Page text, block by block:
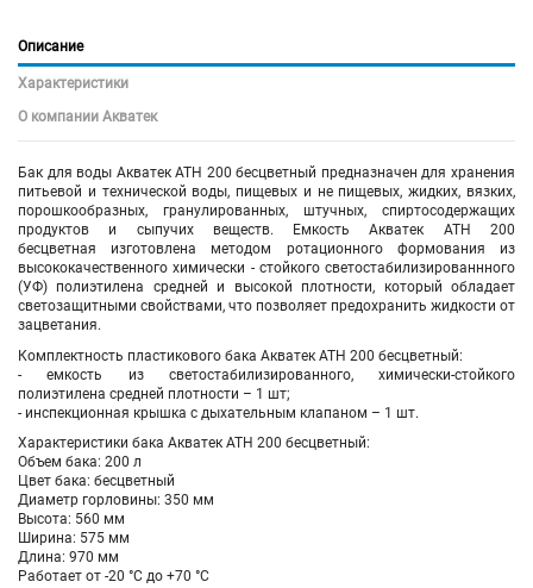
Описание
Характеристики
О компании Акватек
Бак для воды Акватек ATH 200 бесцветный предназначен для хранения
питьевой и технической воды, пищевых и не пищевых, жидких, вязких,
порошкообразных, гранулированных, штучных, спиртосодержащих
продуктов и сыпучих веществ. ЕмкостьАкватек ATH 200
бесцветная изготовлена методом ротационного формования из
высококачественного химически - стойкого светостабилизированнного
(УФ) полиэтилена средней и высокой плотности, который обладает
светозащитными свойствами, что позволяет предохранить жидкости от
зацветания.
Комплектность пластикового бака Акватек ATH 200 бесцветный:
- емкость из светостабилизированного, химически-стойкого
полиэтилена средней плотности – 1 шт;
- инспекционная крышка с дыхательным клапаном – 1 шт.
Характеристики бака Акватек ATH 200 бесцветный:
Объем бака: 200 л
Цвет бака: бесцветный
Диаметр горловины: 350 мм
Высота: 560 мм
Ширина: 575 мм
Длина: 970 мм
Работает от -20 °С до +70 °С